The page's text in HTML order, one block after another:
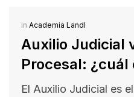
in Academia Landl
Auxilio Judicial
Procesal: ¿cuál
El Auxilio Judicial es